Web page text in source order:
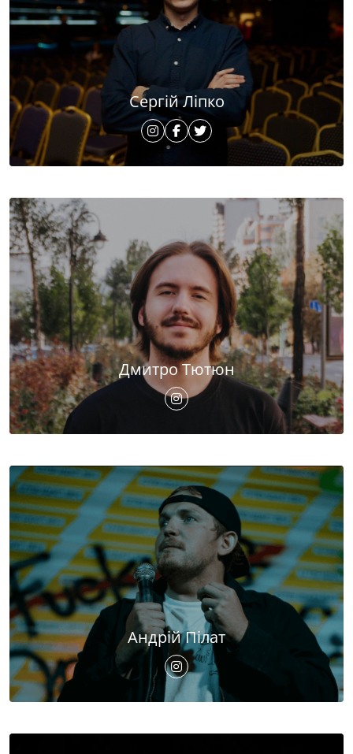
Сергій Ліпко
Дмитро Тютюн
Андрій Пілат